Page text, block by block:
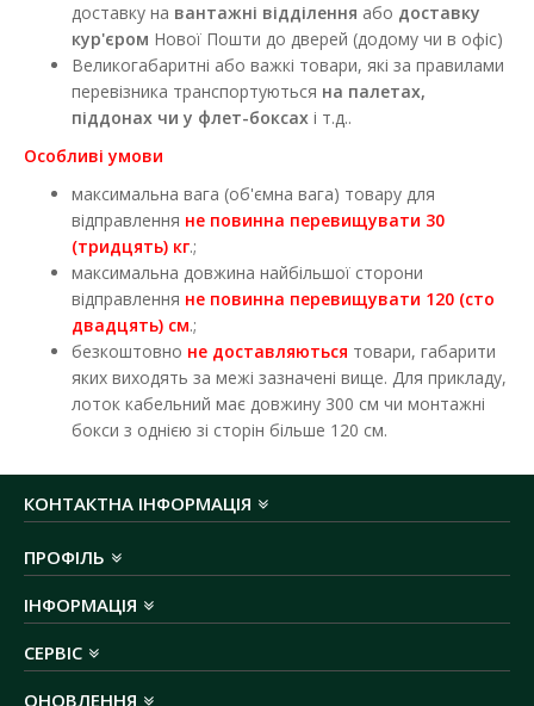
доставку на вантажні відділення або доставку
кур'єром Нової Пошти до дверей (додому чи в офіс)
Великогабаритні або важкі товари, які за правилами
перевізника транспортуються на палетах,
піддонах чи у флет-боксах і т.д..
Особливі умови
максимальна вага (об'ємна вага) товару для
відправлення не повинна перевищувати 30
(тридцять) кг.;
макcимальна довжина найбільшої сторони
відправлення не повинна перевищувати 120 (сто
двадцять) см.;
безкоштовно не доставляються товари, габарити
яких виходять за межі зазначені вище. Для прикладу,
лоток кабельний має довжину 300 см чи монтажні
бокси з однією зі сторін більше 120 см.
КОНТАКТНА ІНФОРМАЦІЯ
ПРОФІЛЬ
ІНФОРМАЦІЯ
СЕРВІС
ОНОВЛЕННЯ